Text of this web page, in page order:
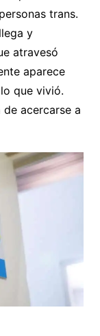
trans.
y
atravesó
aparece
que vivió.
acercarse a